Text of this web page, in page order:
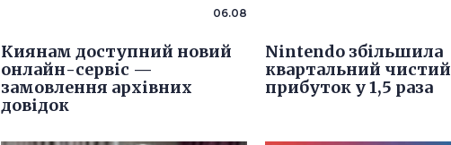
06.08
Киянам доступний новий
онлайн-сервіс —
замовлення архівних
довідок
Nintendo збільшила
квартальний чистий
прибуток у 1,5 раза